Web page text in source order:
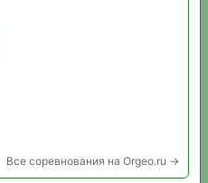
Все соревнования на Orgeo.ru →